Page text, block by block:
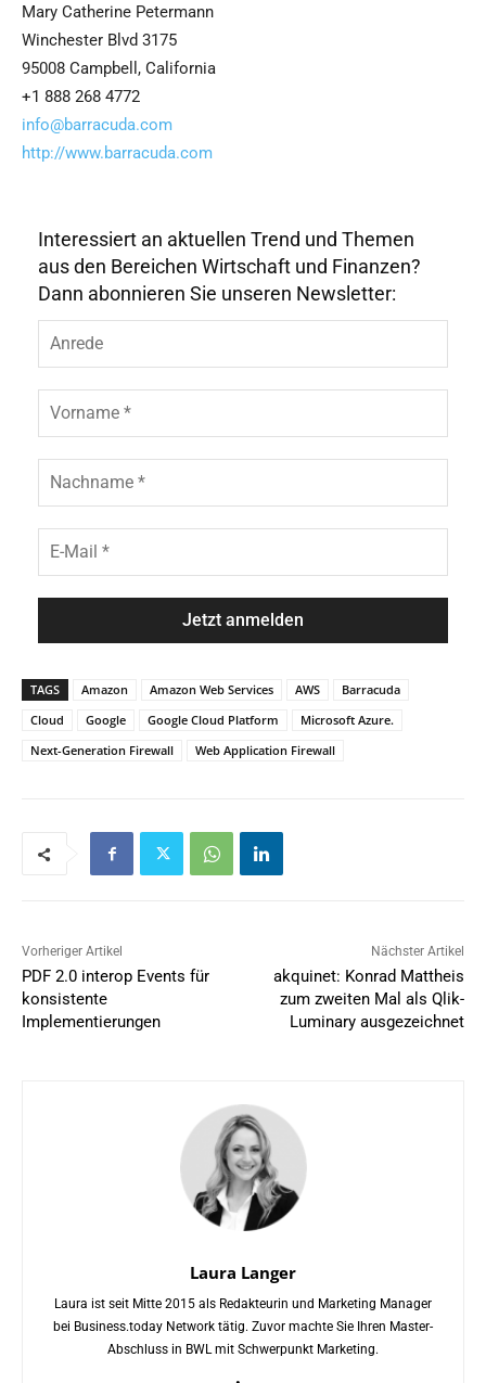
Mary Catherine Petermann
Winchester Blvd 3175
95008 Campbell, California
+1 888 268 4772
info@barracuda.com
http://www.barracuda.com
Interessiert an aktuellen Trend und Themen
aus den Bereichen Wirtschaft und Finanzen?
Dann abonnieren Sie unseren Newsletter:
r
e
e
r
n
m
c
h
a
M
a
l
TAGS Amazon Amazon Web Services AWS
Barracuda
Cloud
Google Google Cloud Platform
Microsoft Azure.
Next-Generation Firewall
Web Application Firewall
Vorheriger Artikel
PDF 2.0 interop Events für
konsistente
Implementierungen
Nächster Artikel
akquinet: Konrad Mattheis
zum zweiten Mal als Qlik-
Luminary ausgezeichnet
Laura Langer
Laura ist seit Mitte 2015 als Redakteurin und Marketing Manager
bei Business.today Network tätig. Zuvor machte Sie Ihren Master-
Abschluss in BWL mit Schwerpunkt Marketing.